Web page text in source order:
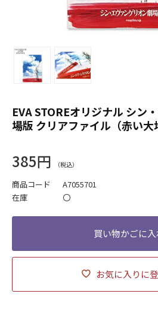
EVA STOREオリジナル シン
場版 クリアファイル（赤い大
385円
商品コード
A7055701
在庫
〇
お気に入りに